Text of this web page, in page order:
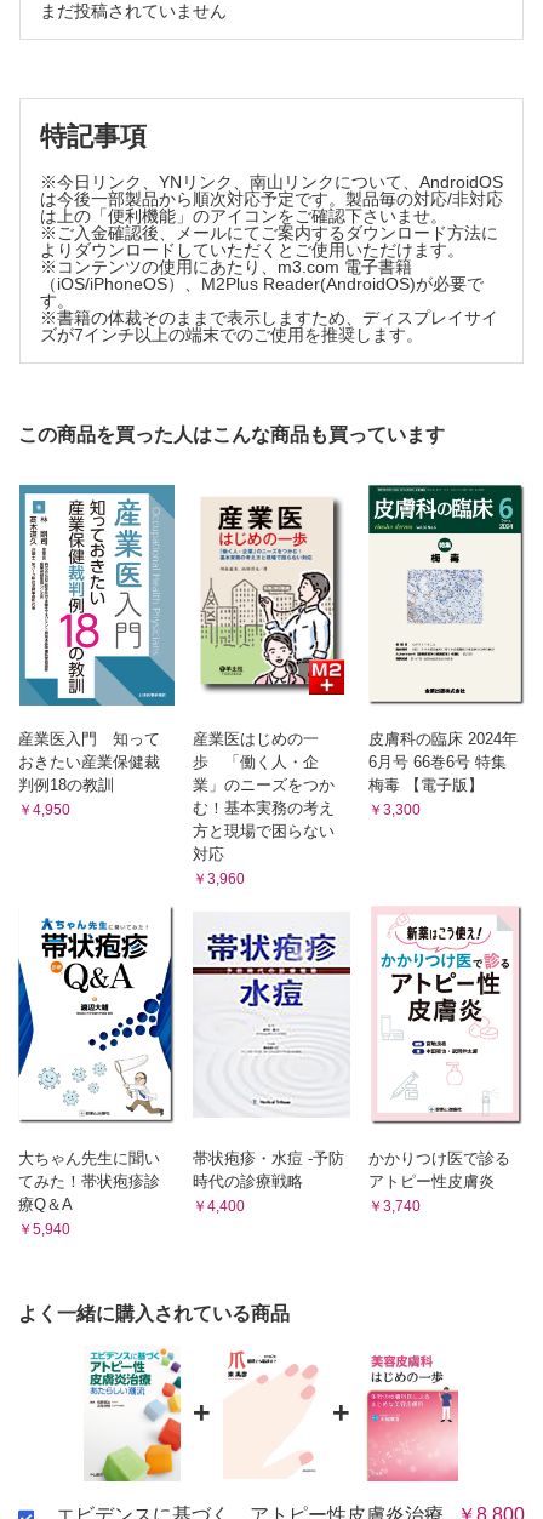
1 ドライスキンとはどのような状態か
2 角層への水分供給
5 異物の侵入とかゆみ
(4) 新薬はどのような作用機序で奏効するのか
1 ドライスキンの治療ストラテジー
3 保湿因子の補強
4 角質細胞間脂質の補強
5 デュピルマブによる角層バリア機能の補強
6 角層バリア補強薬─これからの展望
2 皮膚バリア障害・ドライスキンが経皮感作にどのように介在するの
か
(1) アトピー性皮膚炎における経皮感作の重要性
1 アトピー性皮膚炎はアレルギーマーチのリスク要因
2 アレルギーマーチと食物アレルギーの関連性
(3) アトピックマーチに対するドライスキンケアの有用性
(2) 新薬はその欠点をどのように補完できるか
(3) 新薬によってどのような治療のパラダイムシフトが起こるか
(4) 現時点におけるベストな治療は何か
Columm 入浴・シャワー浴はアトピー性皮膚炎にとっていいのか？
Columm アトピー性皮膚炎の病理組織
Columm アトピー性皮膚炎と教育入院
第4章 免疫異常・アレルギー炎症に対するアプローチ－生物製剤，従
来のステロイド・抗ヒスタミン薬の効用と限界
1 アトピー性皮膚炎の病態論はどのように変容してきたか
(1) アレルギー炎症の最新の情報と解説
2 アレルギーの定義と分類
3 アトピー性皮膚炎は抗原特異的炎症なのか
4 アトピー性皮膚炎病変部でのサイトカイン環境
5 2型サイトカインの産生細胞
6 自然リンパ球の活性化誘導因子
7 Th2細胞は病変部でどのようなメカニズムで活性化するのか
(2) 病態に応じてどのような新薬が開発されているか？ 新薬の功罪
は？
1 アトピー性皮膚炎の病態に根ざした新薬開発
2 新薬・新薬候補のまとめ
2 新薬は従来の治療に欠けていた点をどのように補完できるのか
(1) 従来の治療には何が欠けていたか
(2) 新薬はその欠点をどのように補完できるか
(3) 新薬によってどのような治療のパラダイムシフトが起こるか
(4) 現時点におけるベストな治療は何か
1 寛解導入療法
3 重症・難治性状態に対する治療
Columm アトピー性皮膚炎とコモビリティ（合併疾患）
第5章 かゆみに対するアプローチ－抗ヒスタミン薬からIL-31まで
1 かゆみの病態論はどのように変容してきたか
(1) かゆみの機序・神経生理学の進歩
3 かゆみ伝達経路
(2) かゆみがアトピー性皮膚炎の病態にもたらす影響
(3) かゆみの制御はアトピー性皮膚炎のアウトカムにどのように影響
するか
1 タクロリムス軟膏によるかゆみ
2 タクロリムス軟膏誘発性?痒モデルマウスの樹立
3 モデルマウスの解析
4 IL-4受容体阻害抗体
5 IL-31受容体阻害抗体
2 新薬は従来の治療に欠けていた点をどのように補完できるのか
(2) アトピー性皮膚炎診療ガイドライン2018
3 アトピー性皮膚炎診療ガイドライン2018におけるエビ
デンスレベルと推奨度
4 アトピー性皮膚炎の治療の目標とゴール
5 アトピー性皮膚炎の治療の柱と意義
6 アトピー性皮膚炎に対する薬物療法
7 抗炎症外用薬のプロアクティブ療法
8 アトピー性皮膚炎に対する内服抗ヒスタミン薬
9 その他
(3) アトピー性皮膚炎治療のパラダイムシフト
1 はじめに
2 アトピー性皮膚炎の病態と従来の治療選択肢
5 おわりに
(1) 血清IgE値
(2) 末梢血好酸球数
(3) 血清LDH値
(4) 血清TARC値
(5) 血清SCCA2値
Columm アトピー性皮膚炎の発症と人種差
Columm アトピー性皮膚炎のプロアクティブ療法
Columm アトピー性皮膚炎と乾癬の違い
第3章 皮膚バリア障害・経皮感作に対するアプローチ－ス
キンケアによる発症予防，フィラグリン制御による治療
1 皮膚バリア障害・ドライスキンの病態論はどのように変容
(1) ドライスキンのメカニズムと保湿剤の作用機序－皮
脂，セラミド，NMF
2 物質透過バリア
3 保湿性
(2) ドライスキンによる皮膚バリア障害の機序－フィラグ
リン，タイトジャンクション
1 皮膚表皮の最終分化とバリア形成機構
2 フィラグリンとバリア構造
3 ドライスキンの形成機序
4 角層の層構造の違いとその機能
(3) ドライスキンによるかゆみの発症機序
1 ドライスキンとはどのような状態か
2 角層への水分供給
(4) 新薬はどのような作用機序で奏効するのか
1 ドライスキンの治療ストラテジー
2 皮脂膜の補強
3 保湿因子の補強
4 角質細胞間脂質の補強
5 デュピルマブによる角層バリア機能の補強
6 角層バリア補強薬─これからの展望
2 皮膚バリア障害・ドライスキンが経皮感作にどのように介
まだ投稿されていません
特記事項
※今日リンク、YNリンク、南山リンクについて、AndroidOS
は今後一部製品から順次対応予定です。製品毎の対応/非対応
は上の「便利機能」のアイコンをご確認下さいませ。
※ご入金確認後、メールにてご案内するダウンロード方法に
よりダウンロードしていただくとご使用いただけます。
※コンテンツの使用にあたり、m3.com 電子書籍
（iOS/iPhoneOS）、M2Plus Reader(AndroidOS)が必要で
す。
※書籍の体裁そのままで表示しますため、ディスプレイサイ
ズが7インチ以上の端末でのご使用を推奨します。
この商品を買った人はこんな商品も買っています
産業医入門 知って
おきたい産業保健裁
判例18の教訓
￥4,950
産業医はじめの一
歩 「働く人・企
業」のニーズをつか
む！基本実務の考え
方と現場で困らない
対応
￥3,960
皮膚科の臨床 2024年
6月号 66巻6号 特集
梅毒 【電子版】
￥3,300
大ちゃん先生に聞い
てみた！帯状疱疹診
療Q＆A
￥5,940
帯状疱疹・水痘 -予防
時代の診療戦略
￥4,400
かかりつけ医で診る
アトピー性皮膚炎
￥3,740
よく一緒に購入されている商品
+ +
エビデンスに基づく アトピー性皮膚炎治療 ￥8,800